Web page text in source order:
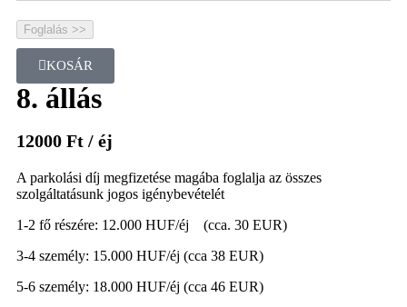
Foglalás >>
KOSÁR
8. állás
12000 Ft / éj
A parkolási díj megfizetése magába foglalja az összes
szolgáltatásunk jogos igénybevételét
1-2 fő részére: 12.000 HUF/éj (cca. 30 EUR)
3-4 személy: 15.000 HUF/éj (cca 38 EUR)
5-6 személy: 18.000 HUF/éj (cca 46 EUR)